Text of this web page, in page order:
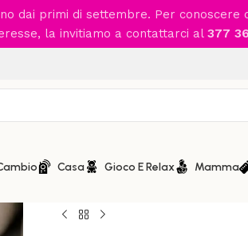
dai primi di settembre. Per conoscere
la invitiamo a contattarci al 377
Casa Gioco E Relax Mamma
Home/Mamma Cuscini